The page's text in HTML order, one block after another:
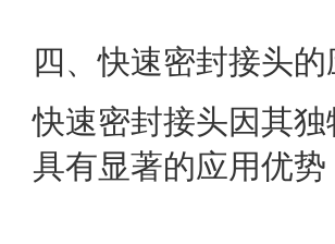
四、快速密封接头
快速密封接头因其
具有显著的应用优势